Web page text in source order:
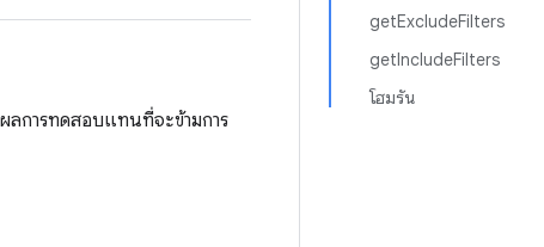
getExcludeFilters
getIncludeFilters
โฮมรัน
ผลการทดสอบแทนที่จะข้ามการ